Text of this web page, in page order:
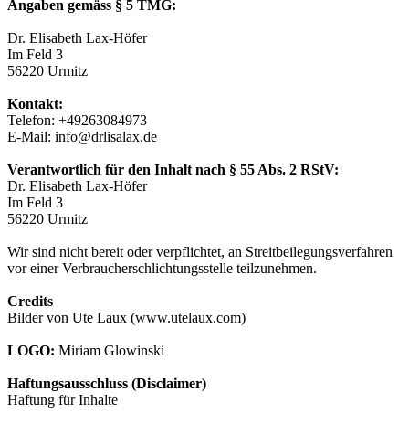
Angaben gemäss § 5 TMG:
Dr. Elisabeth Lax-Höfer
Im Feld 3
56220 Urmitz
Kontakt:
Telefon: +49263084973
E-Mail: info@drlisalax.de
Verantwortlich für den Inhalt nach § 55 Abs. 2 RStV:
Dr. Elisabeth Lax-Höfer
Im Feld 3
56220 Urmitz
Wir sind nicht bereit oder verpflichtet, an Streitbeilegungsverfahren
vor einer Verbraucherschlichtungsstelle teilzunehmen.
Credits
Bilder von Ute Laux (www.utelaux.com)
LOGO: Miriam Glowinski
Haftungsausschluss (Disclaimer)
Haftung für Inhalte